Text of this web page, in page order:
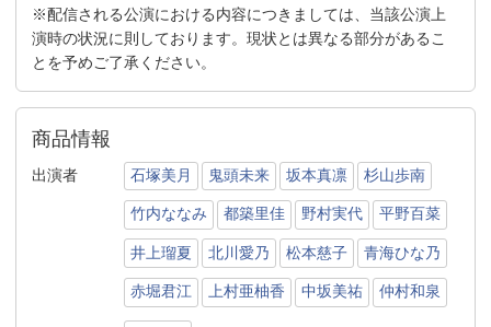
※配信される公演における内容につきましては、当該公演上
演時の状況に則しております。現状とは異なる部分があるこ
とを予めご了承ください。
商品情報
出演者 石塚美月 鬼頭未来 坂本真凛 杉山歩南
竹内ななみ 都築里佳 野村実代 平野百菜
井上瑠夏 北川愛乃 松本慈子 青海ひな乃
赤堀君江 上村亜柚香 中坂美祐 仲村和泉